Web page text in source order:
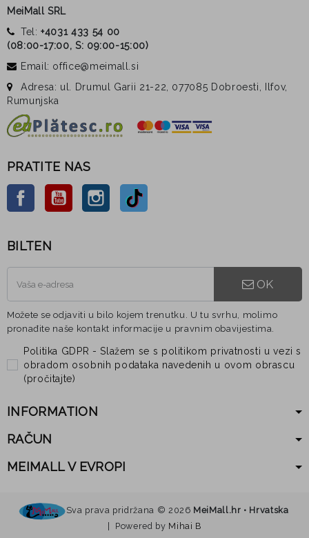
MeiMall SRL
Tel:+4031 433 54 00
(08:00-17:00, S: 09:00-15:00)
Email: office@meimall.si
Adresa: ul. Drumul Garii 21-22, 077085 Dobroesti, Ilfov,
Rumunjska
PRATITE NAS
FacebookYouTube Instagram
BILTEN
OK
Možete se odjaviti u bilo kojem trenutku. U tu svrhu, molimo
pronađite naše kontakt informacije u pravnim obavijestima.
Politika GDPR - Slažem se s politikom privatnosti u vezi s
obradom osobnih podataka navedenih u ovom obrascu
(pročitajte)
INFORMATION
RAČUN
MEIMALL V EVROPI
Sva prava pridržana © 2026 MeiMall.hr • Hrvatska
| Powered by Mihai B